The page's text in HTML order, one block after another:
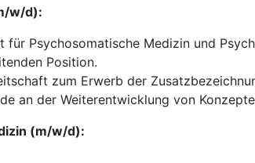
w/d):
Psychosomatische Medizin und
Position.
zum Erwerb der
an der Weiterentwicklung von
(m/w/d):